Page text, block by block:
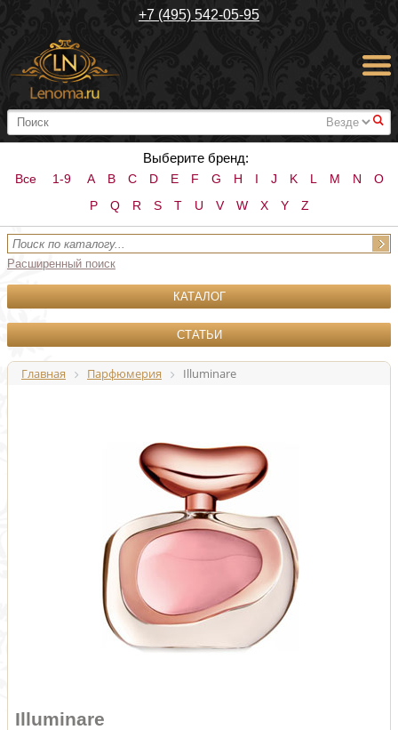
+7 (495) 542-05-95
#
Выберите бренд:
Все 1-9 A B C D E F G H I J K L M N
O
P
Q R S T U V W X Y Z
Расширенный поиск
КАТАЛОГ
СТАТЬИ
Главная Парфюмерия Illuminare
Illuminare